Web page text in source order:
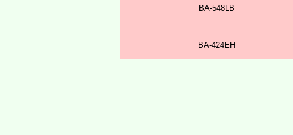
BA-548LB
BA-424EH